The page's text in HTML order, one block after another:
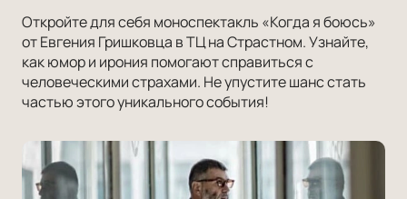
Откройте для себя моноспектакль «Когда я боюсь»
от Евгения Гришковца в ТЦ на Страстном. Узнайте,
как юмор и ирония помогают справиться с
человеческими страхами. Не упустите шанс стать
частью этого уникального события!